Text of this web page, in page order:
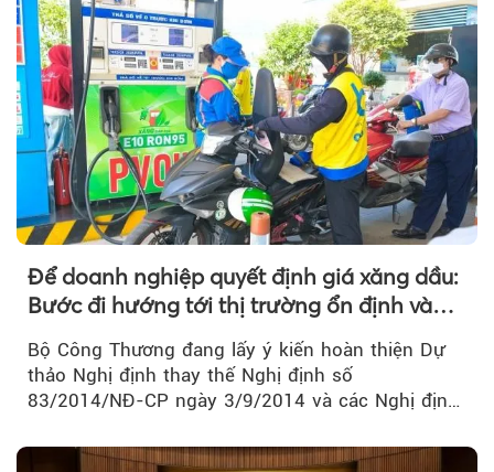
Để doanh nghiệp quyết định giá xăng dầu:
Bước đi hướng tới thị trường ổn định và
Bộ Công Thương đang lấy ý kiến hoàn thiện Dự
thảo Nghị định thay thế Nghị định số
83/2014/NĐ-CP ngày 3/9/2014 và các Nghị định